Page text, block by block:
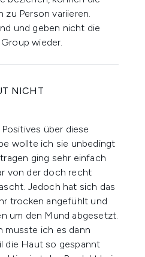
zu Person variieren.
und geben nicht die
wieder.
NICHT
of 5
über diese
wollte ich sie unbedingt
ging sehr einfach
von der doch recht
Jedoch hat sich das
trocken angefühlt und
um den Mund abgesetzt.
musste ich es dann
die Haut so gespannt